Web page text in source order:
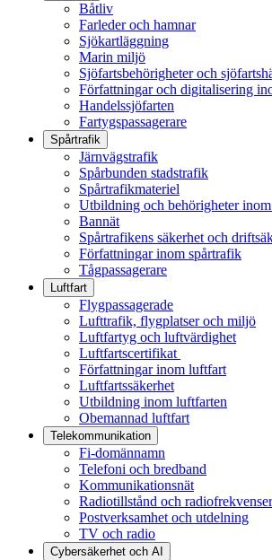
Båtliv
Farleder och hamnar
Sjökartläggning
Marin miljö
Sjöfartsbehörigheter och
Författningar och digitalisering
Handelssjöfarten
Fartygspassagerare
Spårtrafik
Järnvägstrafik
Spårbunden stadstrafik
Spårtrafikmateriel
Utbildning och behörigheter
Bannät
Spårtrafikens säkerhet och
Författningar inom spårtrafik
Tågpassagerare
Luftfart
Flygpassagerade
Lufttrafik, flygplatser och miljö
Luftfartyg och luftvärdighet
Luftfartscertifikat
Författningar inom luftfart
Luftfartssäkerhet
Utbildning inom luftfarten
Obemannad luftfart
Telekommunikation
Fi-domännamn
Telefoni och bredband
Kommunikationsnät
Radiotillstånd och radiofrekvenser
Postverksamhet och utdelning
TV och radio
Cybersäkerhet och AI